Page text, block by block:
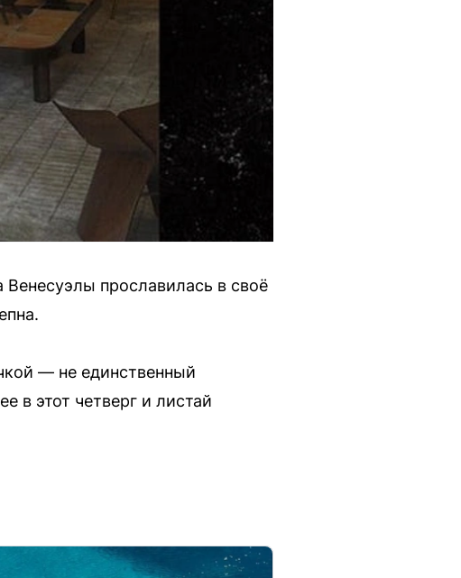
прославилась в своё
— не единственный
в этот четверг и листай